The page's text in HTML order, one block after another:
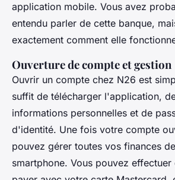
application mobile. Vous avez
entendu parler de cette banque,
exactement comment elle
Ouverture de compte et gestion
Ouvrir un compte chez N26 est
suffit de télécharger l'application,
informations personnelles et de
d'identité. Une fois votre compte
pouvez gérer toutes vos finances
smartphone. Vous pouvez effectuer